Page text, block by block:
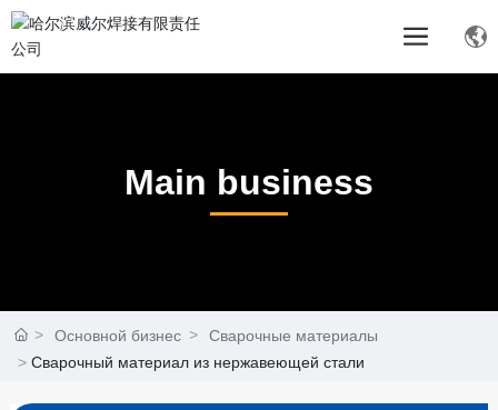
Main business
Основной бизнес
Сварочные материалы
Сварочный материал из нержавеющей стали